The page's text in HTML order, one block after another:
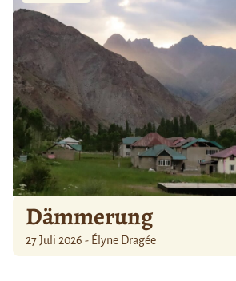
Dämmerung
27 Juli 2026 - Élyne Dragée